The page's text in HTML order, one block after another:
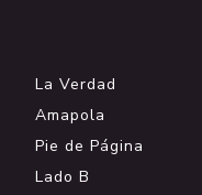
La Verdad
Amapola
Pie de Página
Lado B